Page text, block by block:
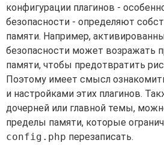
конфигурации плагинов -
безопасности - определяют
памяти. Например,
безопасности может возражать
памяти, чтобы предотвратить
Поэтому имеет смысл
и настройками этих плагинов.
дочерней или главной темы,
пределы памяти, которые
config.php перезаписать.